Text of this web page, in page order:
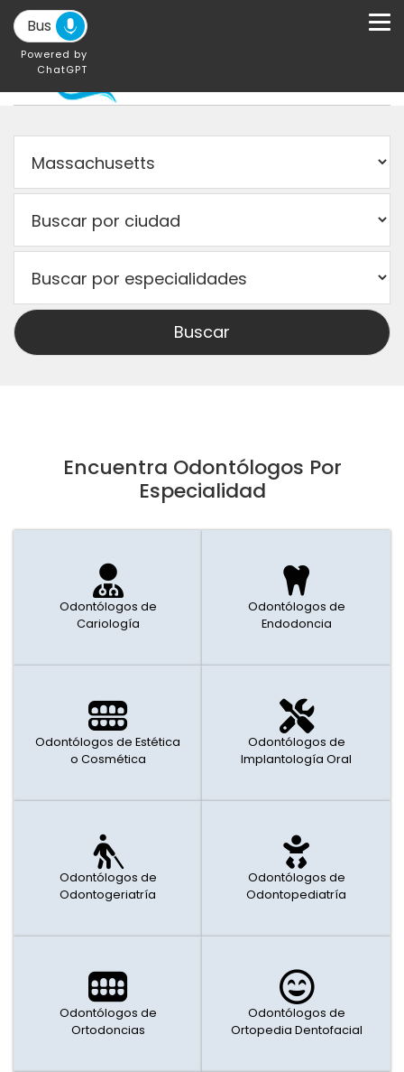
Powered by
ChatGPT
Encuentra Odontólogos Por
Especialidad
Odontólogos de
Cariología
Odontólogos de
Endodoncia
Odontólogos de Estética
o Cosmética
Odontólogos de
Implantología Oral
Odontólogos de
Odontogeriatría
Odontólogos de
Odontopediatría
Odontólogos de
Ortodoncias
Odontólogos de
Ortopedia Dentofacial